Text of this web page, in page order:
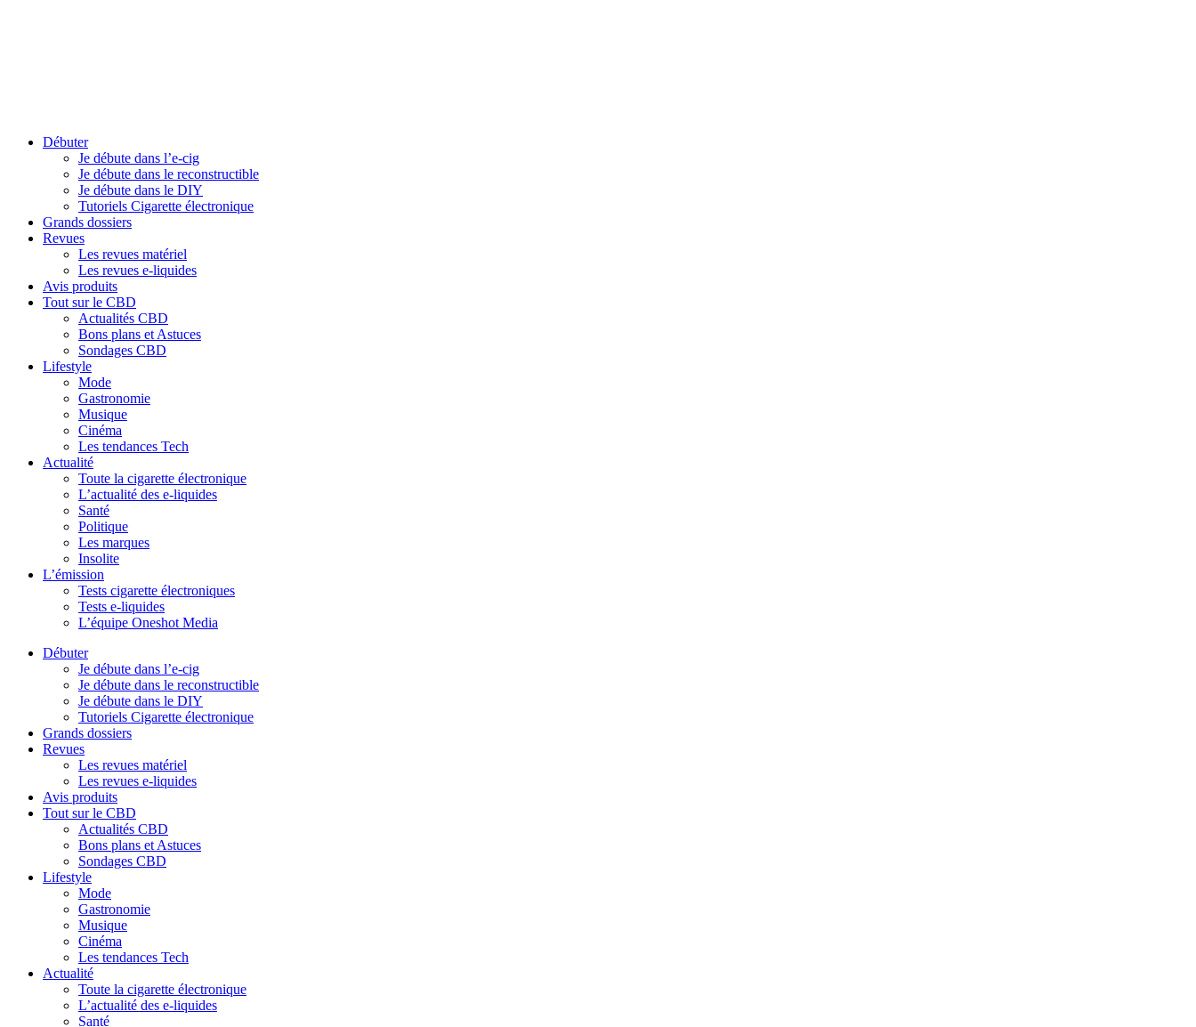
Débuter
Je débute dans l’e-cig
Je débute dans le reconstructible
Je débute dans le DIY
Tutoriels Cigarette électronique
Grands dossiers
Revues
Les revues matériel
Les revues e-liquides
Avis produits
Tout sur le CBD
Actualités CBD
Bons plans et Astuces
Sondages CBD
Lifestyle
Mode
Gastronomie
Musique
Cinéma
Les tendances Tech
Actualité
Toute la cigarette électronique
L’actualité des e-liquides
Santé
Politique
Les marques
Insolite
L’émission
Tests cigarette électroniques
Tests e-liquides
L’équipe Oneshot Media
Débuter
Je débute dans l’e-cig
Je débute dans le reconstructible
Je débute dans le DIY
Tutoriels Cigarette électronique
Grands dossiers
Revues
Les revues matériel
Les revues e-liquides
Avis produits
Tout sur le CBD
Actualités CBD
Bons plans et Astuces
Sondages CBD
Lifestyle
Mode
Gastronomie
Musique
Cinéma
Les tendances Tech
Actualité
Toute la cigarette électronique
L’actualité des e-liquides
Santé